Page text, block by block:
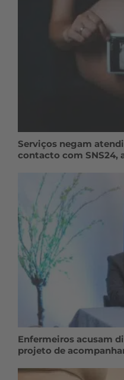
Serviços negam
contacto com SNS24,
Enfermeiros acusam
projeto de